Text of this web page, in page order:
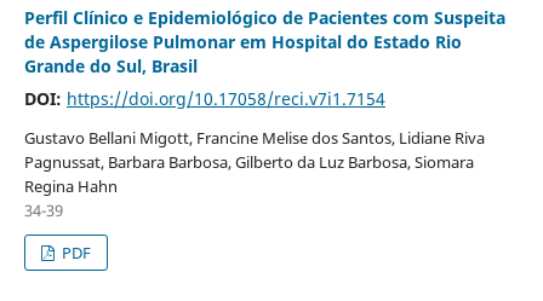
Perfil Clínico e Epidemiológico de Pacientes com Suspeita
de Aspergilose Pulmonar em Hospital do Estado Rio
Grande do Sul, Brasil
DOI: https://doi.org/10.17058/reci.v7i1.7154
Gustavo Bellani Migott, Francine Melise dos Santos, Lidiane Riva
Pagnussat, Barbara Barbosa, Gilberto da Luz Barbosa, Siomara
Regina Hahn
34-39
PDF